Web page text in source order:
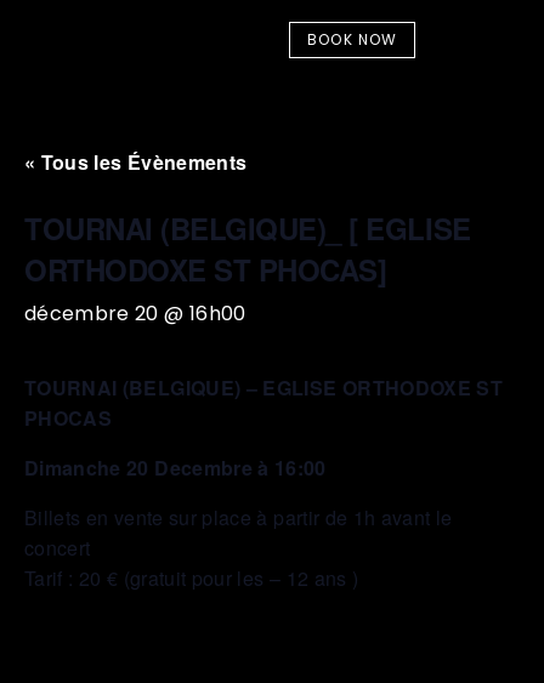
BOOK NOW
« Tous les Évènements
TOURNAI (BELGIQUE)_ [ EGLISE
ORTHODOXE ST PHOCAS]
décembre 20 @ 16h00
TOURNAI (BELGIQUE) – EGLISE ORTHODOXE ST
PHOCAS
Dimanche 20 Decembre à 16:00
Billets en vente sur place à partir de 1h avant le
concert
Tarif : 20 € (gratuit pour les – 12 ans )